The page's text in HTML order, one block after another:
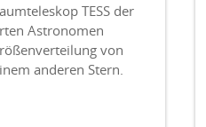
TESS der
Astronomen
von
anderen Stern.